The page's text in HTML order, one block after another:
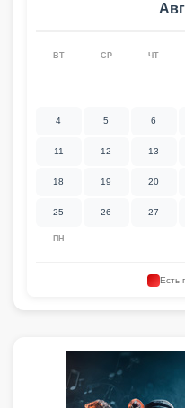
ПН
ВТ СР ЧТ
4 5 6
11 12 13
18 19 20
25 26 27
Есть